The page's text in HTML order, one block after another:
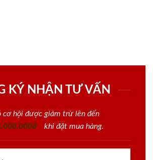
KÝ NHẬN TƯ VẤN
cơ hội được giảm trừ lên đến
khi đặt mua hàng.